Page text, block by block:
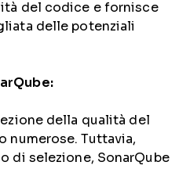
del codice e fornisce
delle potenziali
della qualità del
numerose. Tuttavia,
di selezione, SonarQube